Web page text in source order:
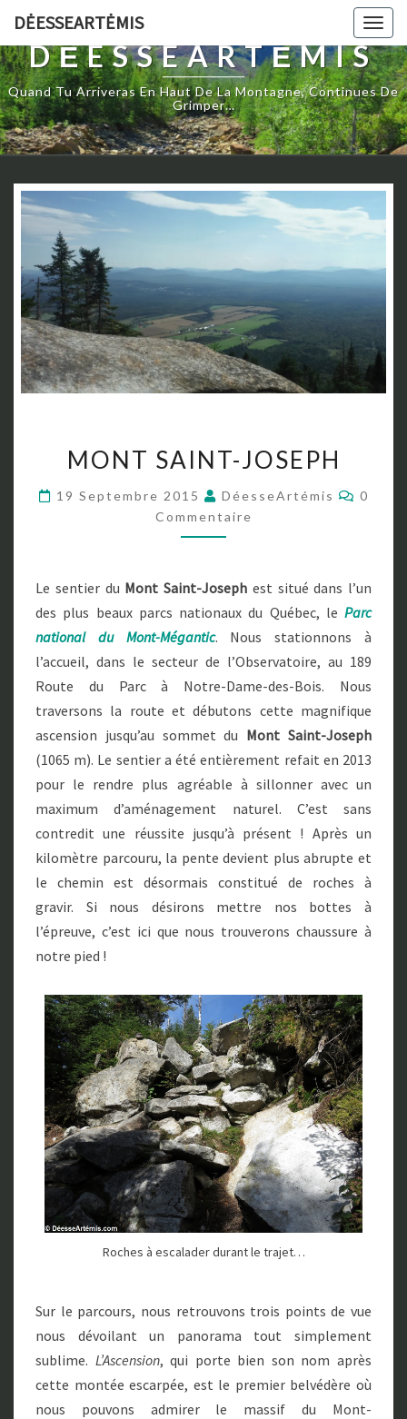
DĖESSEARTĖMIS
DĖESSEARTĖMIS
Quand Tu Arriveras En Haut De La Montagne, Continues De
Grimper…
O
T
S
A
N
T
-
J
O
S
P
H
MONT SAINT-JOSEPH
19 Septembre 2015 DéesseArtémis
C
O
A
R
0
Commentaire
Le sentier du Mont Saint-Joseph est situé dans l’un
des plus beaux parcs nationaux du Québec, le Parc
national du Mont-Mégantic. Nous stationnons à
l’accueil, dans le secteur de l’Observatoire, au 189
Route du Parc à Notre-Dame-des-Bois. Nous
traversons la route et débutons cette magnifique
ascension jusqu’au sommet du Mont Saint-Joseph
(1065 m). Le sentier a été entièrement refait en 2013
pour le rendre plus agréable à sillonner avec un
maximum d’aménagement naturel. C’est sans
contredit une réussite jusqu’à présent ! Après un
kilomètre parcouru, la pente devient plus abrupte et
le chemin est désormais constitué de roches à
gravir. Si nous désirons mettre nos bottes à
l’épreuve, c’est ici que nous trouverons chaussure à
notre pied !
Roches à escalader durant le trajet…
Sur le parcours, nous retrouvons trois points de vue
nous dévoilant un panorama tout simplement
sublime. L’Ascension, qui porte bien son nom après
cette montée escarpée, est le premier belvédère où
nous pouvons admirer le massif du Mont-